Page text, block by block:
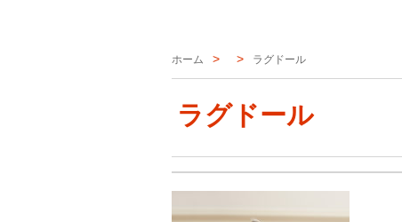
ホーム ラグドール
ラグドール